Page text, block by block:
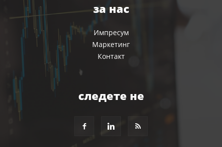
за нас
Импресум
Маркетинг
Контакт
следете не